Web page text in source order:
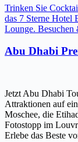
Trinken Sie
das 7 Sterne Hotel
Lounge. Besuchen
Abu Dhabi
Jetzt Abu Dhabi
Attraktionen auf
Moschee, die
Fotostopp im
Erlebe das Beste